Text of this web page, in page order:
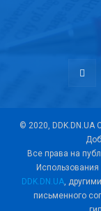
© 2020, DDK.DN.UA
Все права на
DDK.DN.UA,
письменного